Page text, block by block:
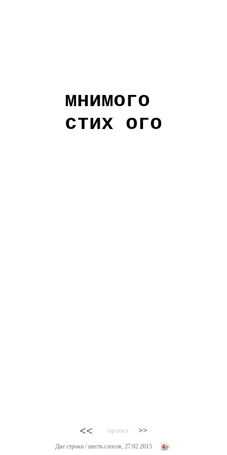
мнимого
стих ого
<< пробел >>
Две строки / шесть слогов, 27.02.2015